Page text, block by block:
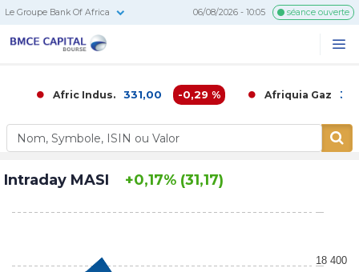
Le Groupe Bank Of Africa 06/08/2026 - 10:05 séance ouverte
Afric Indus. 331,00 -0,29 % Afriquia Gaz 3
Intraday MASI +0,17% (31,17)
18 400